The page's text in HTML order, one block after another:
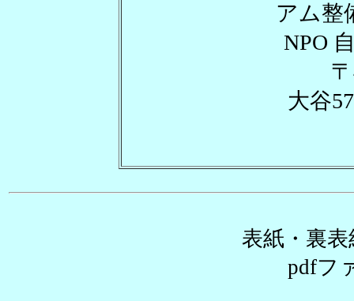
アム整
NPO 自
〒422-8017
大谷
表紙・裏
pdfフ